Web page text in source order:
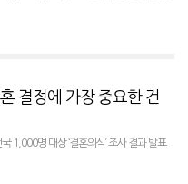
‘미국 오리건주 드론 로드쇼’에 참가했다
결정에 가장 중요한 건
1,000명 대상 ‘결혼의식’ 조사 결과 발표
’, 가장 큰 장애물은 ‘경제적 부담’2025년